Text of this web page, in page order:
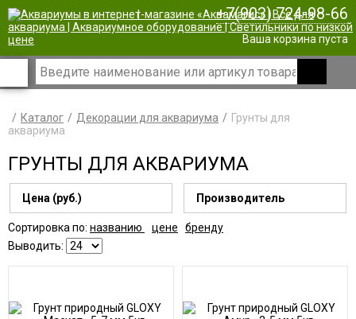
| +7(903) 724-98-66
Ваша корзина пуста
Каталог Декорации для аквариума
Грунты для
аквариума
ГРУНТЫ ДЛЯ АКВАРИУМА
Цена (руб.) Производитель
Сортировка по: названию цене
бренду
Выводить: